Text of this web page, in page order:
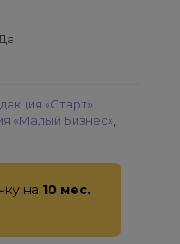
Да
«Старт»
«Малый Бизнес»
на 10 мес.